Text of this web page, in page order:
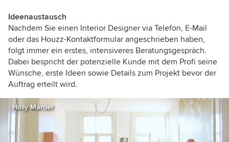
Ideenaustausch
Nachdem Sie einen Interior Designer via Telefon, E-Mail
oder das Houzz-Kontaktformular angeschrieben haben,
folgt immer ein erstes, intensiveres Beratungsgespräch.
Dabei bespricht der potenzielle Kunde mit dem Profi seine
Wünsche, erste Ideen sowie Details zum Projekt bevor der
Auftrag erteilt wird.
Holly Marder